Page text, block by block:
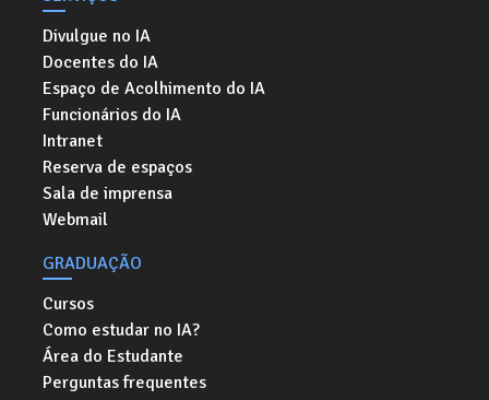
Divulgue no IA
Docentes do IA
Espaço de Acolhimento do IA
Funcionários do IA
Intranet
Reserva de espaços
Sala de imprensa
Webmail
GRADUAÇÃO
Cursos
Como estudar no IA?
Área do Estudante
Perguntas frequentes